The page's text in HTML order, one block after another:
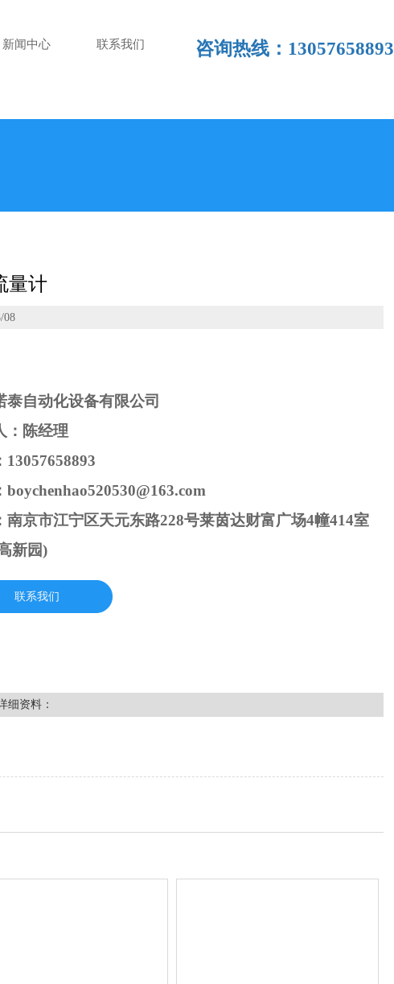
新闻中心 联系我们 咨询热线：13057658893
量计
08
泰自动化设备有限公司
：陈经理
13057658893
boychenhao520530@163.com
南京市江宁区天元东路228号莱茵达财富广场4幢414室
新园)
联系我们
细资料：